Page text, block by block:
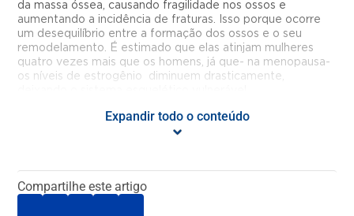
da massa óssea, causando fragilidade nos ossos e
aumentando a incidência de fraturas. Isso porque ocorre
um desequilíbrio entre a formação dos ossos e o seu
remodelamento. É estimado que elas atinjam mulheres
quatro vezes mais que os homens, já que- na menopausa-
os níveis de estrogênio diminuem drasticamente,
Entre as principais condições osteometabólicas estão o
raquitismo, o hiperparatireoidismo, a doença de Paget
com a doença, de acordo com a Fundação Internacional
de Osteoporose (IOF).
Expandir todo o conteúdo
Compartilhe este artigo